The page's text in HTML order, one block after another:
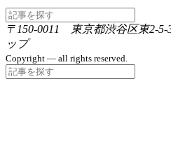
〒150-0011 東京都渋谷区東2-
ップ
Copyright — all rights reserved.